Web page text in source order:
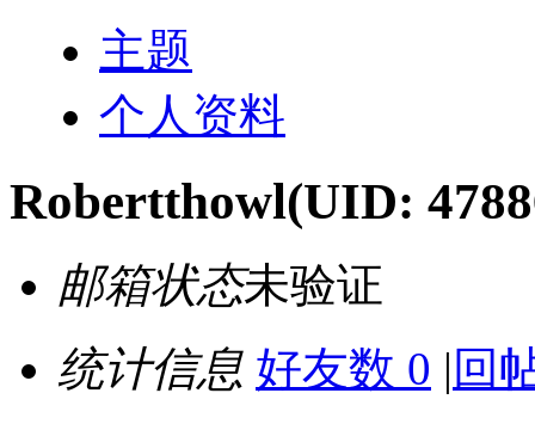
主题
个人资料
Robertthowl(UID:
邮箱状态未验证
统计信息 好友数 0 | 回